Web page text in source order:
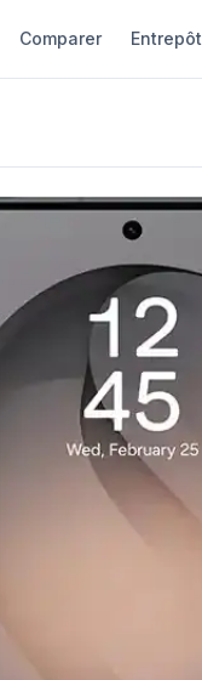
Comparer Entrepôt